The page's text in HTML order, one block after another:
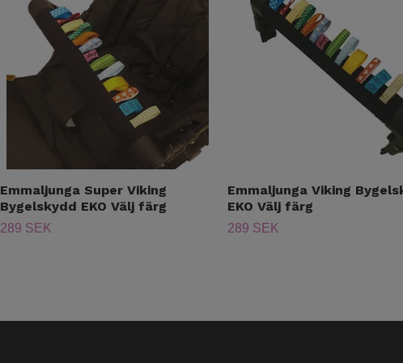
Emmaljunga Super Viking
Bygelskydd EKO Välj färg
289 SEK
Emmaljunga Viking
EKO Välj färg
289 SEK